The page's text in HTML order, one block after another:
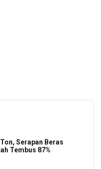
Serapan Beras
Tembus 87%